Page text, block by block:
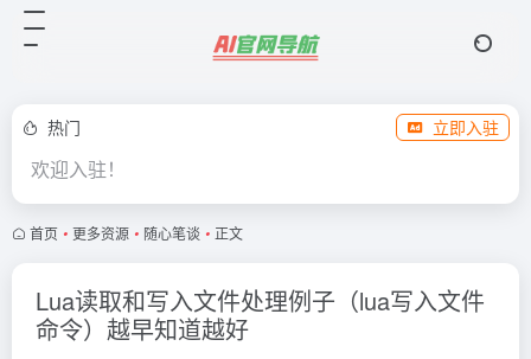
热门 立即入驻
欢迎入驻！
首页 • 更多资源 • 随心笔谈 • 正文
Lua读取和写入文件处理例子（lua写入文件
命令）越早知道越好